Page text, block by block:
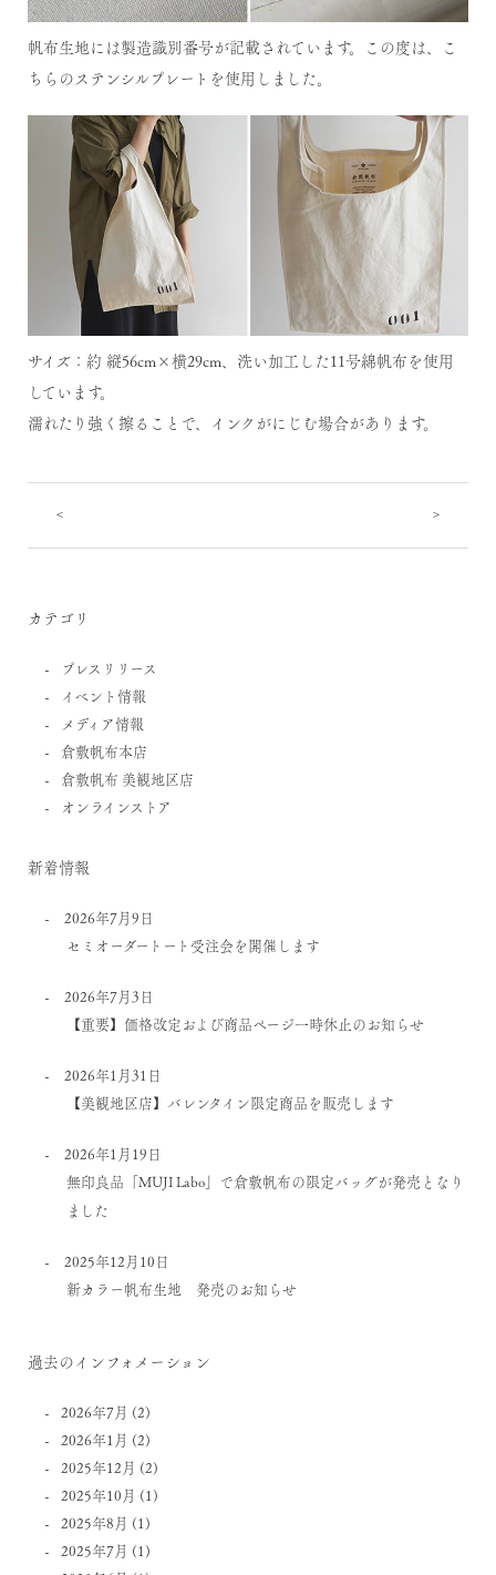
帆布生地には製造識別番号が記載されています。この度は、こ
ちらのステンシルプレートを使用しました。
サイズ：約 縦56cm×横29cm、洗い加工した11号綿帆布を使用
しています。
濡れたり強く擦ることで、インクがにじむ場合があります。
< >
カテゴリ
プレスリリース
イベント情報
メディア情報
倉敷帆布本店
倉敷帆布 美観地区店
オンラインストア
新着情報
2026年7月9日
セミオーダートート受注会を開催します
2026年7月3日
【重要】価格改定および商品ページ一時休止のお知らせ
2026年1月31日
【美観地区店】バレンタイン限定商品を販売します
2026年1月19日
無印良品「MUJI Labo」で倉敷帆布の限定バッグが発売となり
ました
2025年12月10日
新カラー帆布生地 発売のお知らせ
過去のインフォメーション
2026年7月 (2)
2026年1月 (2)
2025年12月 (2)
2025年10月 (1)
2025年8月 (1)
2025年7月 (1)